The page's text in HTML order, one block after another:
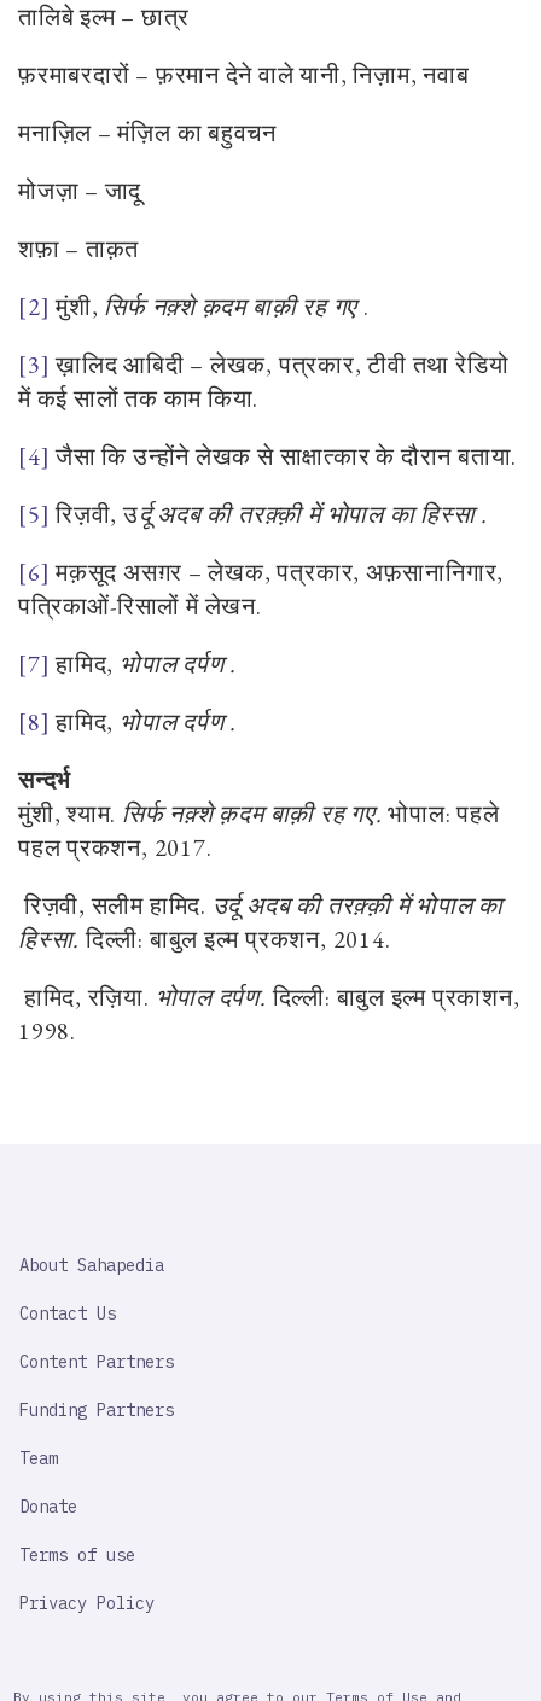
तालिबे इल्म – छात्र
फ़रमाबरदारों – फ़रमान देने वाले यानी, निज़ाम, नवाब
मनाज़िल – मंज़िल का बहुवचन
मोजज़ा – जादू
शफ़ा – ताक़त
[2] मुंशी, सिर्फ नक़्शे क़दम बाक़ी रह गए.
[3] ख़ालिद आबिदी – लेखक, पत्रकार, टीवी तथा रेडियो
में कई सालों तक काम किया.
[4] जैसा कि उन्होंने लेखक से साक्षात्कार के दौरान बताया.
[5] रिज़वी,उर्दू अदब की तरक़्क़ी में भोपाल का हिस्सा .
[6] मक़सूद असग़र – लेखक, पत्रकार, अफ़सानानिगार,
पत्रिकाओं-रिसालों में लेखन.
[7] हामिद, भोपाल दर्पण .
[8] हामिद, भोपाल दर्पण .
सन्दर्भ
मुंशी, श्याम. सिर्फ नक़्शे क़दम बाक़ी रह गए.भोपाल: पहले
पहल प्रकशन, 2017.
रिज़वी, सलीम हामिद. उर्दू अदब की तरक़्क़ी में भोपाल का
हिस्सा. दिल्ली: बाबुल इल्म प्रकशन, 2014.
हामिद, रज़िया. भोपाल दर्पण.दिल्ली: बाबुल इल्म प्रकाशन,
1998.
IMPORTANT
About Sahapedia
Contact Us
Content Partners
Funding Partners
Team
Donate
Terms of use
Privacy Policy